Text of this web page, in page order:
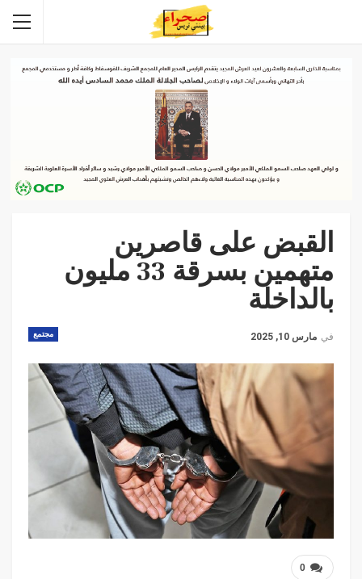
القبض على قاصرين
متهمين بسرقة 33 مليون
بالداخلة
مجتمع في مارس 10, 2025
0